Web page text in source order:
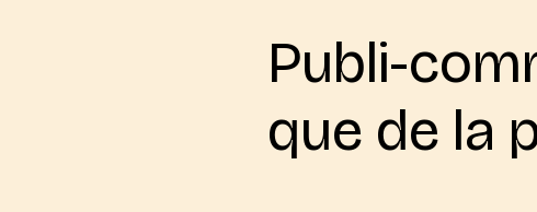
Publi-
que de la